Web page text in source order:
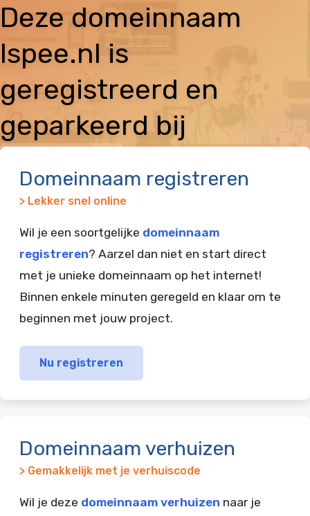
Deze domeinnaam
lspee.nl is
geregistreerd en
geparkeerd bij
Domeinnaam registreren
> Lekker snel online
Wil je een soortgelijke domeinnaam
registreren? Aarzel dan niet en start direct
met je unieke domeinnaam op het internet!
Binnen enkele minuten geregeld en klaar om te
beginnen met jouw project.
Nu registreren
Domeinnaam verhuizen
> Gemakkelijk met je verhuiscode
Wil je deze domeinnaam verhuizen naar je